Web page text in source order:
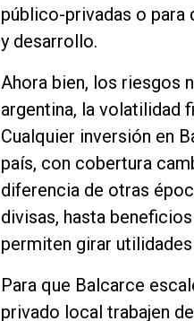
público-privadas o
y desarrollo.
Ahora bien, los riesgos
argentina, la volatilidad
Cualquier inversión en
país, con cobertura
diferencia de otras
divisas, hasta
permiten girar
Para que Balcarce
privado local trabajen